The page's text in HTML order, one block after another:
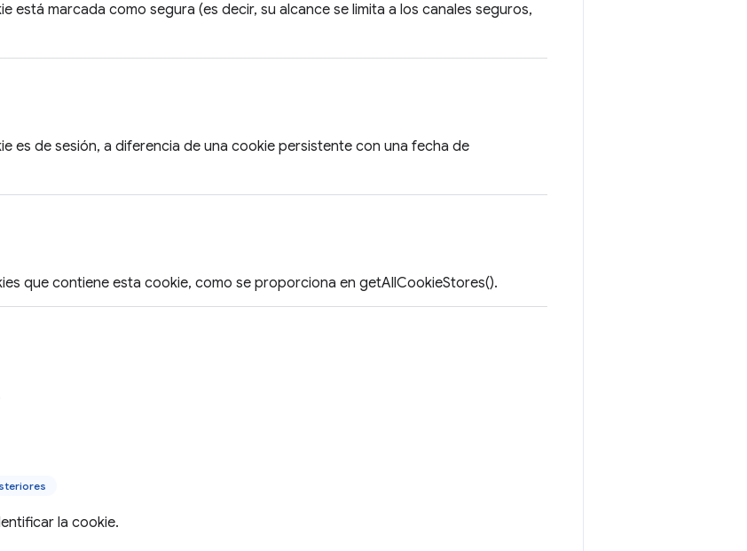
está marcada como segura (es decir, su alcance se limita a los canales seguros,
es de sesión, a diferencia de una cookie persistente con una fecha de
que contiene esta cookie, como se proporciona en getAllCookieStores().
la cookie.